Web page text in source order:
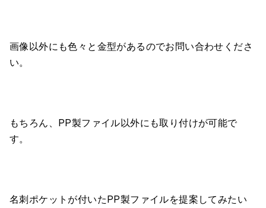
画像以外にも色々と金型があるのでお問い合わせくださ
い。
もちろん、PP製ファイル以外にも取り付けが可能で
す。
名刺ポケットが付いたPP製ファイルを提案してみたい